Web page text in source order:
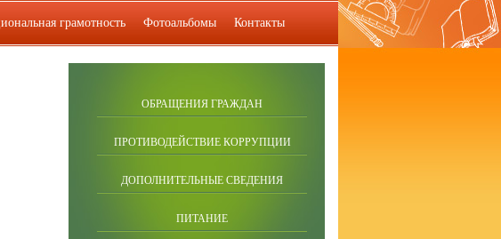
ОБРАЩЕНИЯ ГРАЖДАН
ПРОТИВОДЕЙСТВИЕ КОРРУПЦИИ
ДОПОЛНИТЕЛЬНЫЕ СВЕДЕНИЯ
ПИТАНИЕ
грамотность Фотоальбомы Контакты